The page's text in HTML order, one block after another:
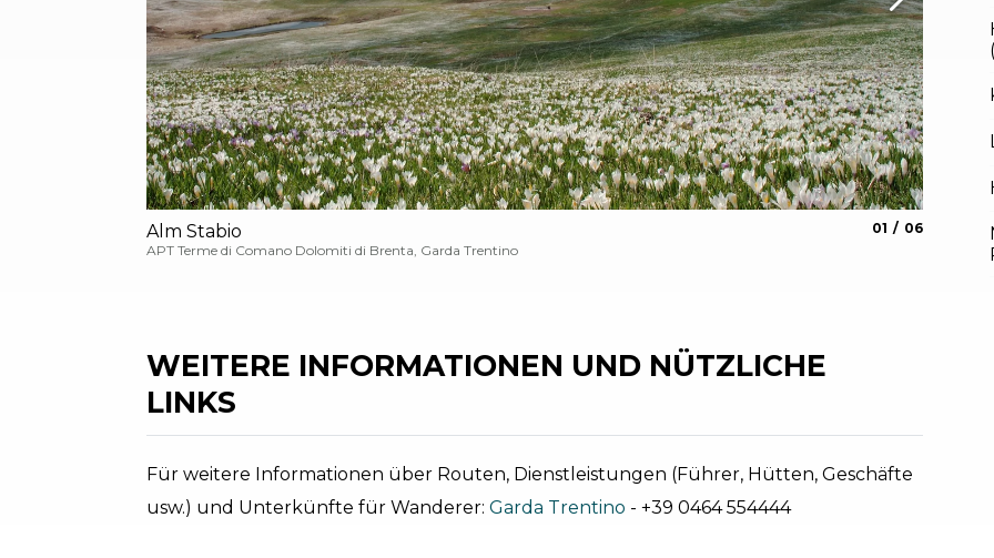
Alm Stabio
APT Terme di Comano Dolomiti di Brenta, Garda Trentino
Malga
APT
01 06
WEITERE INFORMATIONEN UND NÜTZLICHE
LINKS
Für weitere Informationen über Routen, Dienstleistungen (Führer, Hütten, Geschäfte
usw.) und Unterkünfte für Wanderer: Garda Trentino - +39 0464 554444